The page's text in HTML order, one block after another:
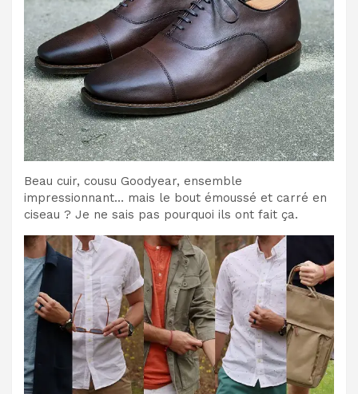
Beau cuir, cousu Goodyear, ensemble
impressionnant… mais le bout émoussé et carré en
ciseau ? Je ne sais pas pourquoi ils ont fait ça.